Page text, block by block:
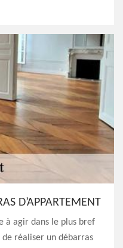
D’APPARTEMENT
à agir dans le plus bref
de réaliser un débarras